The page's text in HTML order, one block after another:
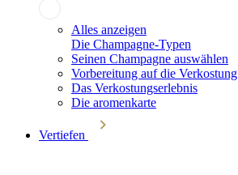
Alles anzeigen
Die Champagne-Typen
Seinen Champagne auswählen
Vorbereitung auf die Verkostung
Das Verkostungserlebnis
Die aromenkarte
Vertiefen